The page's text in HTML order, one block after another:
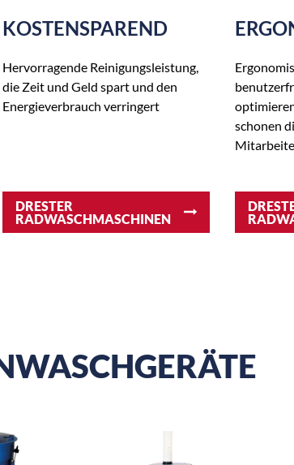
KOSTENSPAREND
Hervorragende Reinigungsleistung,
die Zeit und Geld spart und den
Energieverbrauch verringert
DRESTER
RADWASCHMASCHINEN
schonen